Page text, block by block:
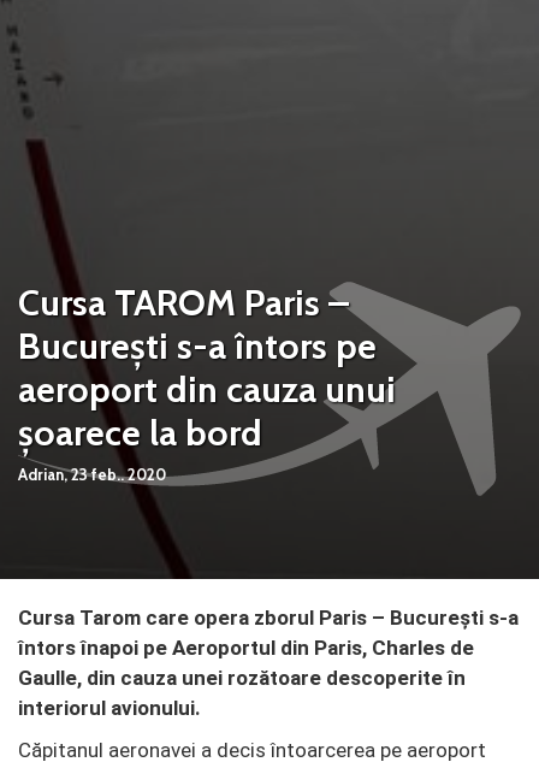
Cursa TAROM Paris –
București s-a întors pe
aeroport din cauza unui
șoarece la bord
Adrian,23 feb.. 2020
Cursa Tarom care opera zborul Paris – București s-a
întors înapoi pe Aeroportul din Paris, Charles de
Gaulle, din cauza unei rozătoare descoperite în
interiorul avionului.
Căpitanul aeronavei a decis întoarcerea pe aeroport